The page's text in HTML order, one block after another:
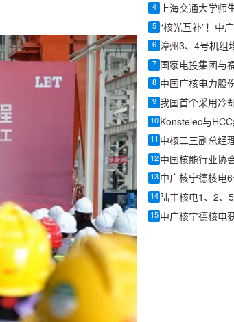
4
5
6 漳州3、4号机组
7 国家电投集团与
8
9
10
11
12
13
14
15